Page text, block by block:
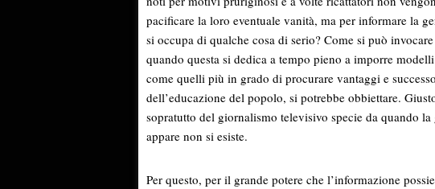
pacificare la loro eventuale vanità, ma per informare la
si occupa di qualche cosa di serio? Come si può
quando questa si dedica a tempo pieno a imporre
come quelli più in grado di procurare vantaggi e
dell’educazione del popolo, si potrebbe obbiettare.
sopratutto del giornalismo televisivo specie da quando
appare non si esiste.
Per questo, per il grande potere che l’informazione